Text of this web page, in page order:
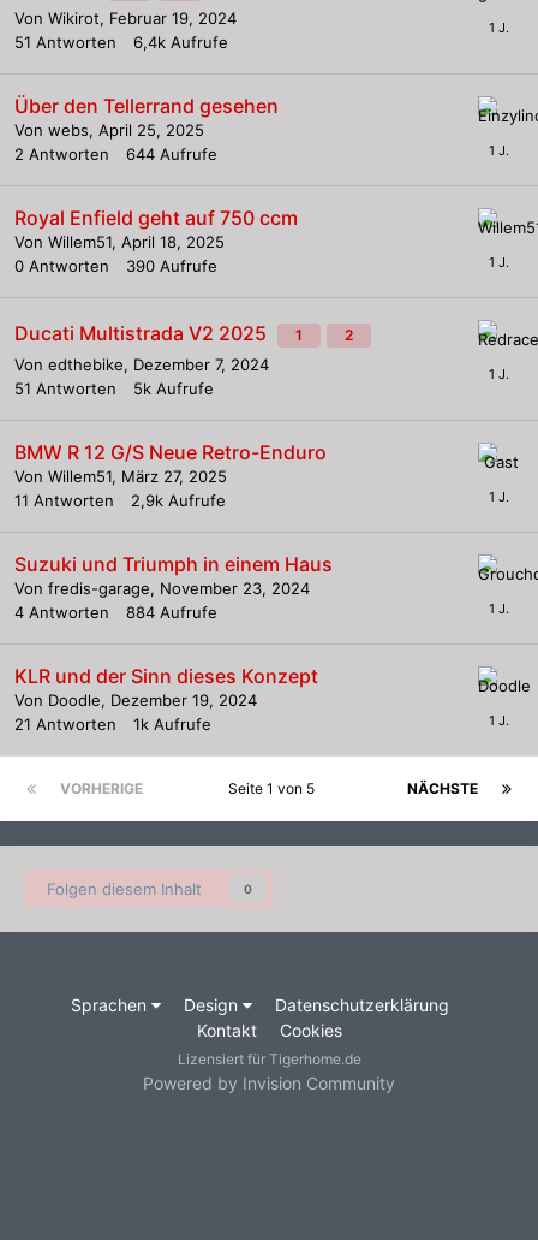
Von Wikirot, Februar 19, 2024
51 Antworten 6,4k Aufrufe
Über den Tellerrand gesehen
Von webs, April 25, 2025
2 Antworten 644 Aufrufe
Royal Enfield geht auf 750 ccm
Von Willem51, April 18, 2025
0 Antworten 390 Aufrufe
Ducati Multistrada V2 2025 1 2
Von edthebike, Dezember 7, 2024
51 Antworten 5k Aufrufe
BMW R 12 G/S Neue Retro-Enduro
Von Willem51, März 27, 2025
11 Antworten 2,9k Aufrufe
Suzuki und Triumph in einem Haus
Von fredis-garage, November 23, 2024
4 Antworten 884 Aufrufe
KLR und der Sinn dieses Konzept
Von Doodle, Dezember 19, 2024
21 Antworten 1k Aufrufe
VORHERIGE NÄCHSTE
Seite 1 von 5
Folgen diesem Inhalt 0
Sprachen Design
Datenschutzerklärung
Kontakt
Cookies
Lizensiert für Tigerhome.de
Powered by Invision Community